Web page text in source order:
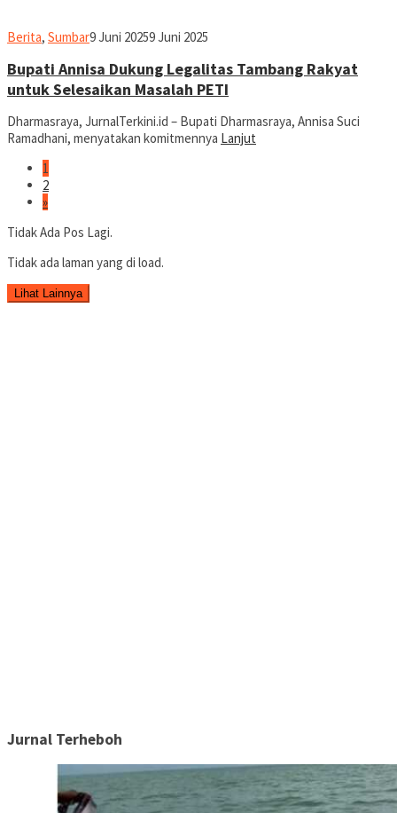
Berita, Sumbarjurnal
9 Juni 20259 Juni 2025
Bupati Annisa Dukung Legalitas Tambang Rakyat
untuk Selesaikan Masalah PETI
Dharmasraya, JurnalTerkini.id – Bupati Dharmasraya, Annisa Suci
Ramadhani, menyatakan komitmennya Lanjut
1
2
»
Tidak Ada Pos Lagi.
Tidak ada laman yang di load.
Lihat Lainnya
Jurnal Terheboh